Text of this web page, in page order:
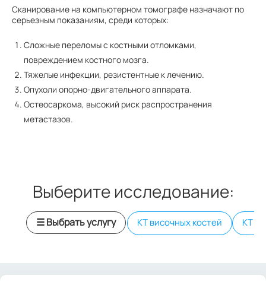
Сканирование на компьютерном томографе назначают по
серьезным показаниям, среди которых:
Сложные переломы с костными отломками,
повреждением костного мозга.
Тяжелые инфекции, резистентные к лечению.
Опухоли опорно-двигательного аппарата.
Остеосаркома, высокий риск распространения
метастазов.
Выберите исследование:
☰ Выбрать услугу КТ височных костей КТ